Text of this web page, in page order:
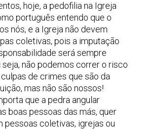
hoje, a pedofilia na Igreja
português entendo que o
nós, e a Igreja não devem
coletivas, pois a imputação
será sempre
seja, não podemos correr o risco
de crimes que são da
mas não são nossos!
que a pedra angular
boas pessoas das más, quer
pessoas coletivas, igrejas ou